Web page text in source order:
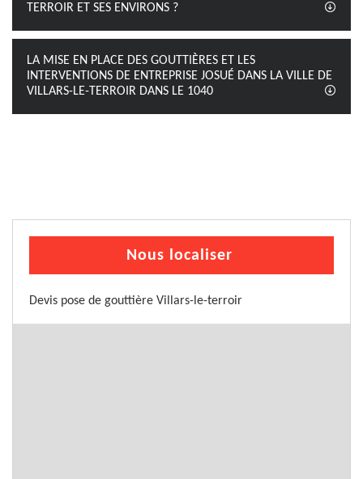
TERROIR ET SES ENVIRONS ?
LA MISE EN PLACE DES GOUTTIÈRES ET LES
INTERVENTIONS DE ENTREPRISE JOSUÉ DANS LA VILLE DE
VILLARS-LE-TERROIR DANS LE 1040
Nous localiser
Devis pose de gouttière Villars-le-terroir